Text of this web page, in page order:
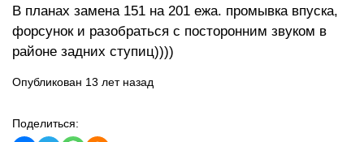
В планах замена 151 на 201 ежа. промывка впуска,
форсунок и разобраться с посторонним звуком в
районе задних ступиц))))
Опубликован 13 лет назад
Поделиться: